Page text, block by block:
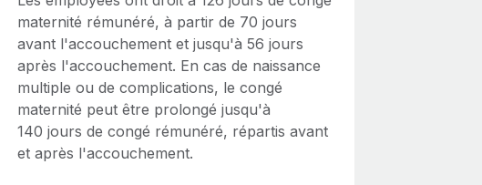
maternité rémunéré, à partir de 70 jours
avant l'accouchement et jusqu'à 56 jours
après l'accouchement. En cas de naissance
multiple ou de complications, le congé
maternité peut être prolongé jusqu'à
140 jours de congé rémunéré, répartis avant
et après l'accouchement.